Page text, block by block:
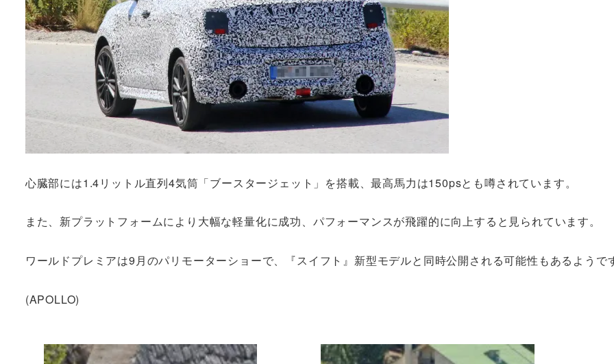
心臓部には1.4リットル直列4気筒「ブースタージェット」を搭載、最高馬力は150psとも噂されています。
また、新プラットフォームにより大幅な軽量化に成功、パフォーマンスが飛躍的に向上すると見られています。
ワールドプレミアは9月のパリモーターショーで、『スイフト』新型モデルと同時公開される可能性もあるようで
(APOLLO)